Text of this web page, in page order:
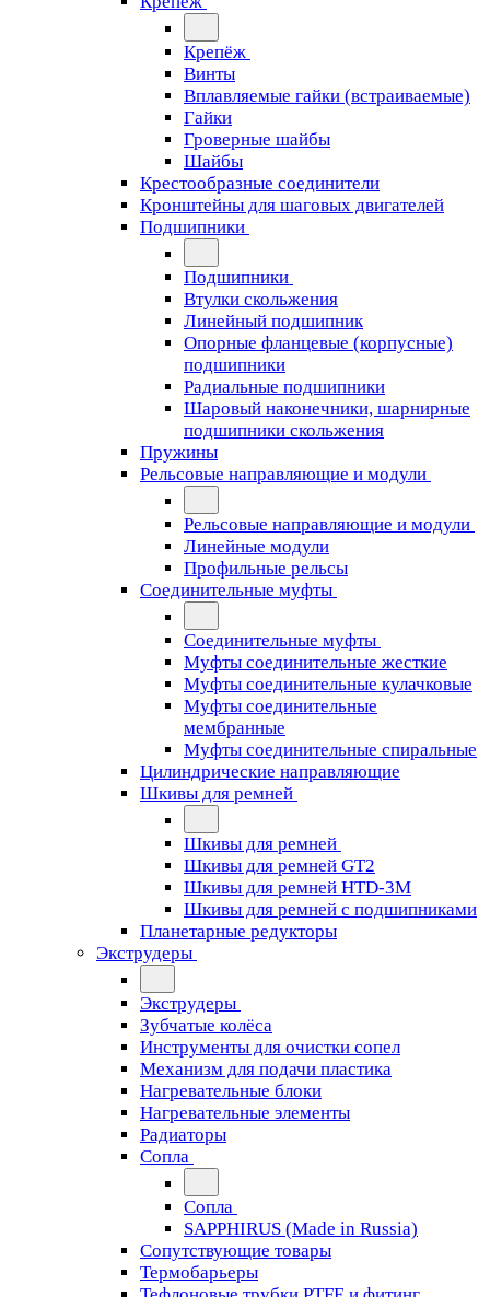
Крепёж
Винты
Вплавляемые гайки (встраиваемые)
Гайки
Гроверные шайбы
Шайбы
Крестообразные соединители
Кронштейны для шаговых двигателей
Подшипники
Подшипники
Втулки скольжения
Линейный подшипник
Опорные фланцевые (корпусные)
подшипники
Радиальные подшипники
Шаровый наконечники, шарнирные
подшипники скольжения
Пружины
Рельсовые направляющие и модули
Рельсовые направляющие и модули
Линейные модули
Профильные рельсы
Соединительные муфты
Соединительные муфты
Муфты соединительные жесткие
Муфты соединительные кулачковые
Муфты соединительные
мембранные
Муфты соединительные спиральные
Цилиндрические направляющие
Шкивы для ремней
Шкивы для ремней
Шкивы для ремней GT2
Шкивы для ремней HTD-3M
Шкивы для ремней с подшипниками
Планетарные редукторы
Экструдеры
Экструдеры
Зубчатые колёса
Инструменты для очистки сопел
Механизм для подачи пластика
Нагревательные блоки
Нагревательные элементы
Радиаторы
Сопла
Сопла
SAPPHIRUS (Made in Russia)
Сопутствующие товары
Термобарьеры